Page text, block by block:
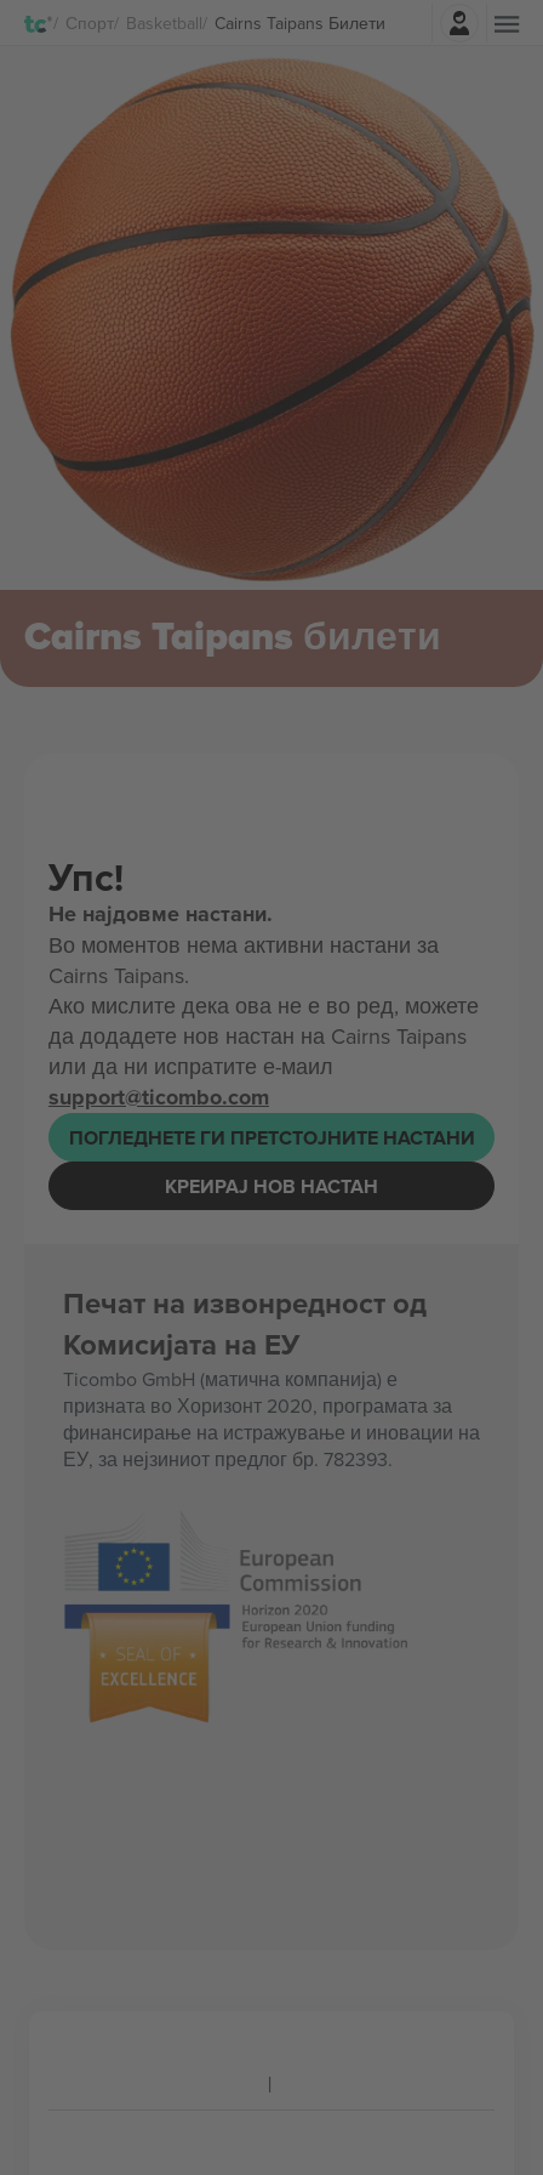
Спорт Basketball Cairns Taipans Билети
Најави се
Cairns Taipans билети
Упс!
Не најдовме настани.
Во моментов нема активни настани за
Cairns Taipans.
Ако мислите дека ова не е во ред, можете
да додадете нов настан на Cairns Taipans
или да ни испратите е-маил
support@ticombo.com
ПОГЛЕДНЕТЕ ГИ ПРЕТСТОЈНИТЕ НАСТАНИ
КРЕИРАЈ НОВ НАСТАН
Печат на извонредност од
Комисијата на ЕУ
Ticombo GmbH (матична компанија) е
призната во Хоризонт 2020, програмата за
финансирање на истражување и иновации на
ЕУ, за нејзиниот предлог бр. 782393.